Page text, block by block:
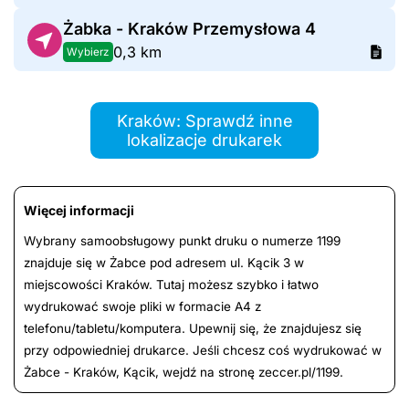
Żabka - Kraków Przemysłowa 4
Wybierz 0,3 km
Kraków: Sprawdź inne
lokalizacje drukarek
Więcej informacji
Wybrany samoobsługowy punkt druku o numerze 1199
znajduje się w Żabce pod adresem ul. Kącik 3 w
miejscowości Kraków. Tutaj możesz szybko i łatwo
wydrukować swoje pliki w formacie A4 z
telefonu/tabletu/komputera. Upewnij się, że znajdujesz się
przy odpowiedniej drukarce. Jeśli chcesz coś wydrukować w
Żabce - Kraków, Kącik, wejdź na stronę zeccer.pl/1199.